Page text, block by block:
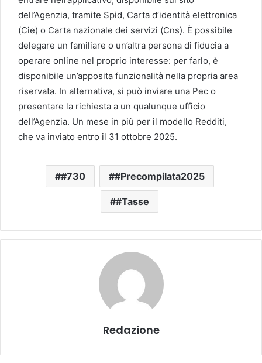
dell’Agenzia, tramite Spid, Carta d’identità elettronica
(Cie) o Carta nazionale dei servizi (Cns). È possibile
delegare un familiare o un’altra persona di fiducia a
operare online nel proprio interesse: per farlo, è
disponibile un’apposita funzionalità nella propria area
riservata. In alternativa, si può inviare una Pec o
presentare la richiesta a un qualunque ufficio
dell’Agenzia. Un mese in più per il modello Redditi,
che va inviato entro il 31 ottobre 2025.
#730 #Precompilata2025
#Tasse
Redazione